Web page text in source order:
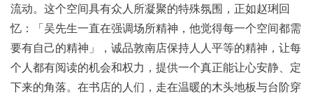
流动。这个空间具有众人所凝聚的特殊氛围，正如赵琍回
忆：「吴先生一直在强调场所精神，他觉得每一个空间都需
要有自己的精神」，诚品敦南店保持人人平等的精神，让每
个人都有阅读的机会和权力，提供一个真正能让心安静、定
下来的角落。在书店的人们，走在温暖的木头地板与台阶穿